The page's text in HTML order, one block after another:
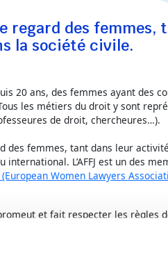
regard des femmes,
la société civile.
20 ans, des femmes ayant des
les métiers du droit y sont
de droit, chercheures…).
des femmes, tant dans leur
L’AFFJ est un des
(European Women Lawyers
et fait respecter les règles